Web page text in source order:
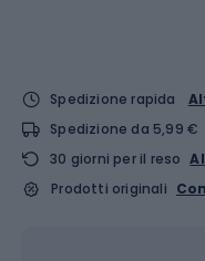
Spedizione rapida
Spedizione da 5,99 €
30 giorni per il reso
Prodotti originali